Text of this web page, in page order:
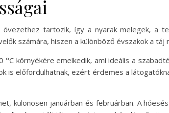
tartozik, így a nyarak melegek, a
számára, hiszen a különböző évszakok a
°C környékére emelkedik, ami ideális a
is előfordulhatnak, ezért érdemes a
különösen januárban és februárban. A